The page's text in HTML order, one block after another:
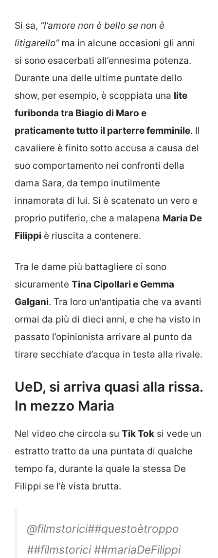
Si sa, “l’amore non è bello se non è
litigarello”ma in alcune occasioni gli anni
si sono esacerbati all’ennesima potenza.
Durante una delle ultime puntate dello
show, per esempio, è scoppiata una lite
furibonda tra Biagio di Maro e
praticamente tutto il parterre femminile. Il
cavaliere è finito sotto accusa a causa del
suo comportamento nei confronti della
dama Sara, da tempo inutilmente
innamorata di lui. Si è scatenato un vero e
proprio putiferio, che a malapena Maria De
Filippi è riuscita a contenere.
Tra le dame più battagliere ci sono
sicuramente Tina Cipollari e Gemma
Galgani. Tra loro un’antipatia che va avanti
ormai da più di dieci anni, e che ha visto in
passato l’opinionista arrivare al punto da
tirare secchiate d’acqua in testa alla rivale.
UeD, si arriva quasi alla rissa.
In mezzo Maria
Nel video che circola su Tik Tok si vede un
estratto tratto da una puntata di qualche
tempo fa, durante la quale la stessa De
Filippi se l’è vista brutta.
@filmstorici##questoètroppo
##filmstorici ##mariaDeFilippi